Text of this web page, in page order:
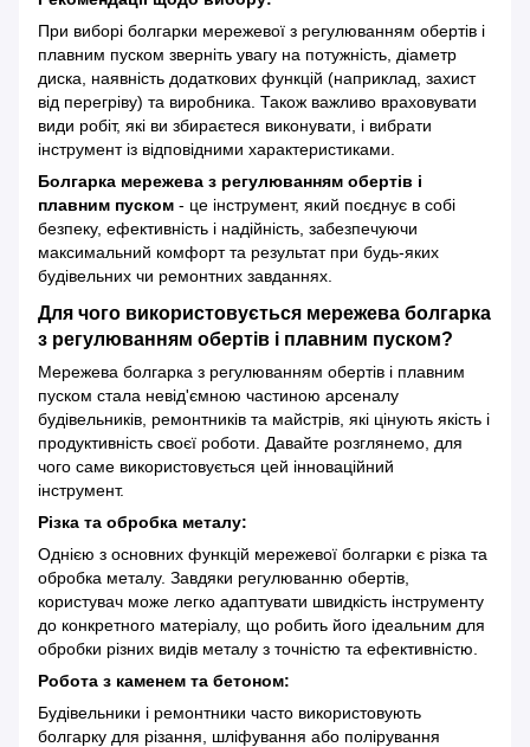
При виборі болгарки мережевої з регулюванням обертів і
плавним пуском зверніть увагу на потужність, діаметр
диска, наявність додаткових функцій (наприклад, захист
від перегріву) та виробника. Також важливо враховувати
види робіт, які ви збираєтеся виконувати, і вибрати
інструмент із відповідними характеристиками.
Болгарка мережева з регулюванням обертів і
плавним пуском - це інструмент, який поєднує в собі
безпеку, ефективність і надійність, забезпечуючи
максимальний комфорт та результат при будь-яких
будівельних чи ремонтних завданнях.
Для чого використовується мережева болгарка
з регулюванням обертів і плавним пуском?
Мережева болгарка з регулюванням обертів і плавним
пуском стала невід'ємною частиною арсеналу
будівельників, ремонтників та майстрів, які цінують якість і
продуктивність своєї роботи. Давайте розглянемо, для
чого саме використовується цей інноваційний
інструмент.
Різка та обробка металу:
Однією з основних функцій мережевої болгарки є різка та
обробка металу. Завдяки регулюванню обертів,
користувач може легко адаптувати швидкість інструменту
до конкретного матеріалу, що робить його ідеальним для
обробки різних видів металу з точністю та ефективністю.
Робота з каменем та бетоном:
Будівельники і ремонтники часто використовують
болгарку для різання, шліфування або полірування